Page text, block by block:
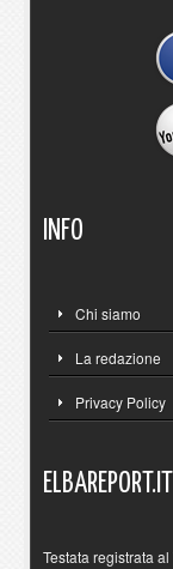
INFO
Chi siamo
La redazione
Privacy Policy
ELBAREPORT.IT
Testata registrata